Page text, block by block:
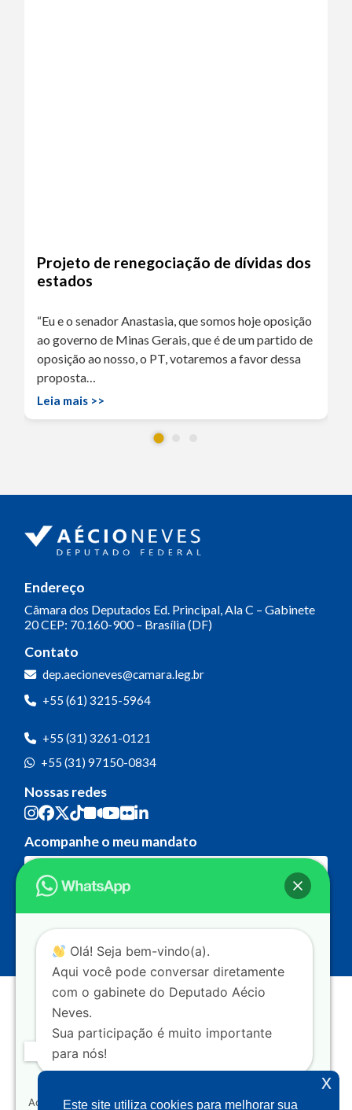
Projeto de renegociação de dívidas dos
estados
“Eu e o senador Anastasia, que somos hoje oposição
ao governo de Minas Gerais, que é de um partido de
oposição ao nosso, o PT, votaremos a favor dessa
proposta…
Leia mais >>
Endereço
Câmara dos Deputados Ed. Principal, Ala C – Gabinete
20CEP: 70.160-900 – Brasília (DF)
Contato
dep.aecioneves@camara.leg.br
+55 (61) 3215-5964
+55 (31) 3261-0121
+55 (31) 97150-0834
Nossas redes
Acompanhe o meu mandato
Olá! Seja bem-vindo(a).
Aqui você pode conversar diretamente
com o gabinete do Deputado Aécio
Neves.
Sua participação é muito importante
para nós!
Ao clicar para iniciar o contato pelo WhatsApp, você
Este site utiliza cookies para melhorar sua
x